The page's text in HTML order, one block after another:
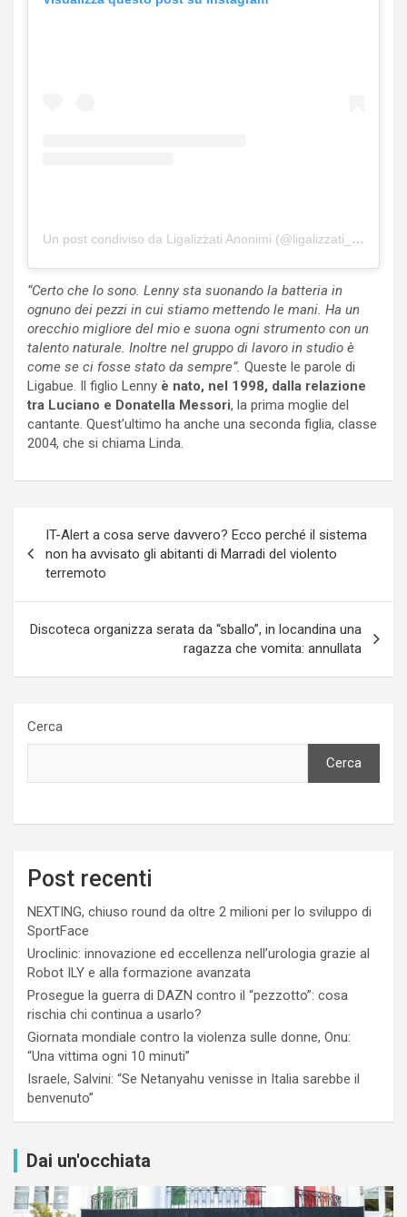
Un post condiviso da Ligalizzati Anonimi (@ligalizzati_anonimi)
“Certo che lo sono. Lenny sta suonando la batteria in
ognuno dei pezzi in cui stiamo mettendo le mani. Ha un
orecchio migliore del mio e suona ogni strumento con un
talento naturale. Inoltre nel gruppo di lavoro in studio è
come se ci fosse stato da sempre”. Queste le parole di
Ligabue. Il figlio Lenny è nato, nel 1998, dalla relazione
tra Luciano e Donatella Messori, la prima moglie del
cantante. Quest’ultimo ha anche una seconda figlia, classe
2004, che si chiama Linda.
articoli
IT-Alert a cosa serve davvero? Ecco perché il sistema
non ha avvisato gli abitanti di Marradi del violento
terremoto
Discoteca organizza serata da “sballo”, in locandina una
ragazza che vomita: annullata
Cerca
Cerca
Post recenti
NEXTING, chiuso round da oltre 2 milioni per lo sviluppo di
SportFace
Uroclinic: innovazione ed eccellenza nell’urologia grazie al
Robot ILY e alla formazione avanzata
Prosegue la guerra di DAZN contro il “pezzotto”: cosa
rischia chi continua a usarlo?
Giornata mondiale contro la violenza sulle donne, Onu:
“Una vittima ogni 10 minuti”
Israele, Salvini: “Se Netanyahu venisse in Italia sarebbe il
benvenuto”
Dai un'occhiata